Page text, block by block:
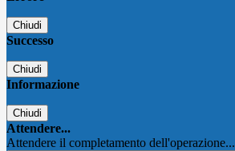
Chiudi
Successo
Chiudi
Informazione
Chiudi
Attendere...
Attendere il completamento dell'operazione...